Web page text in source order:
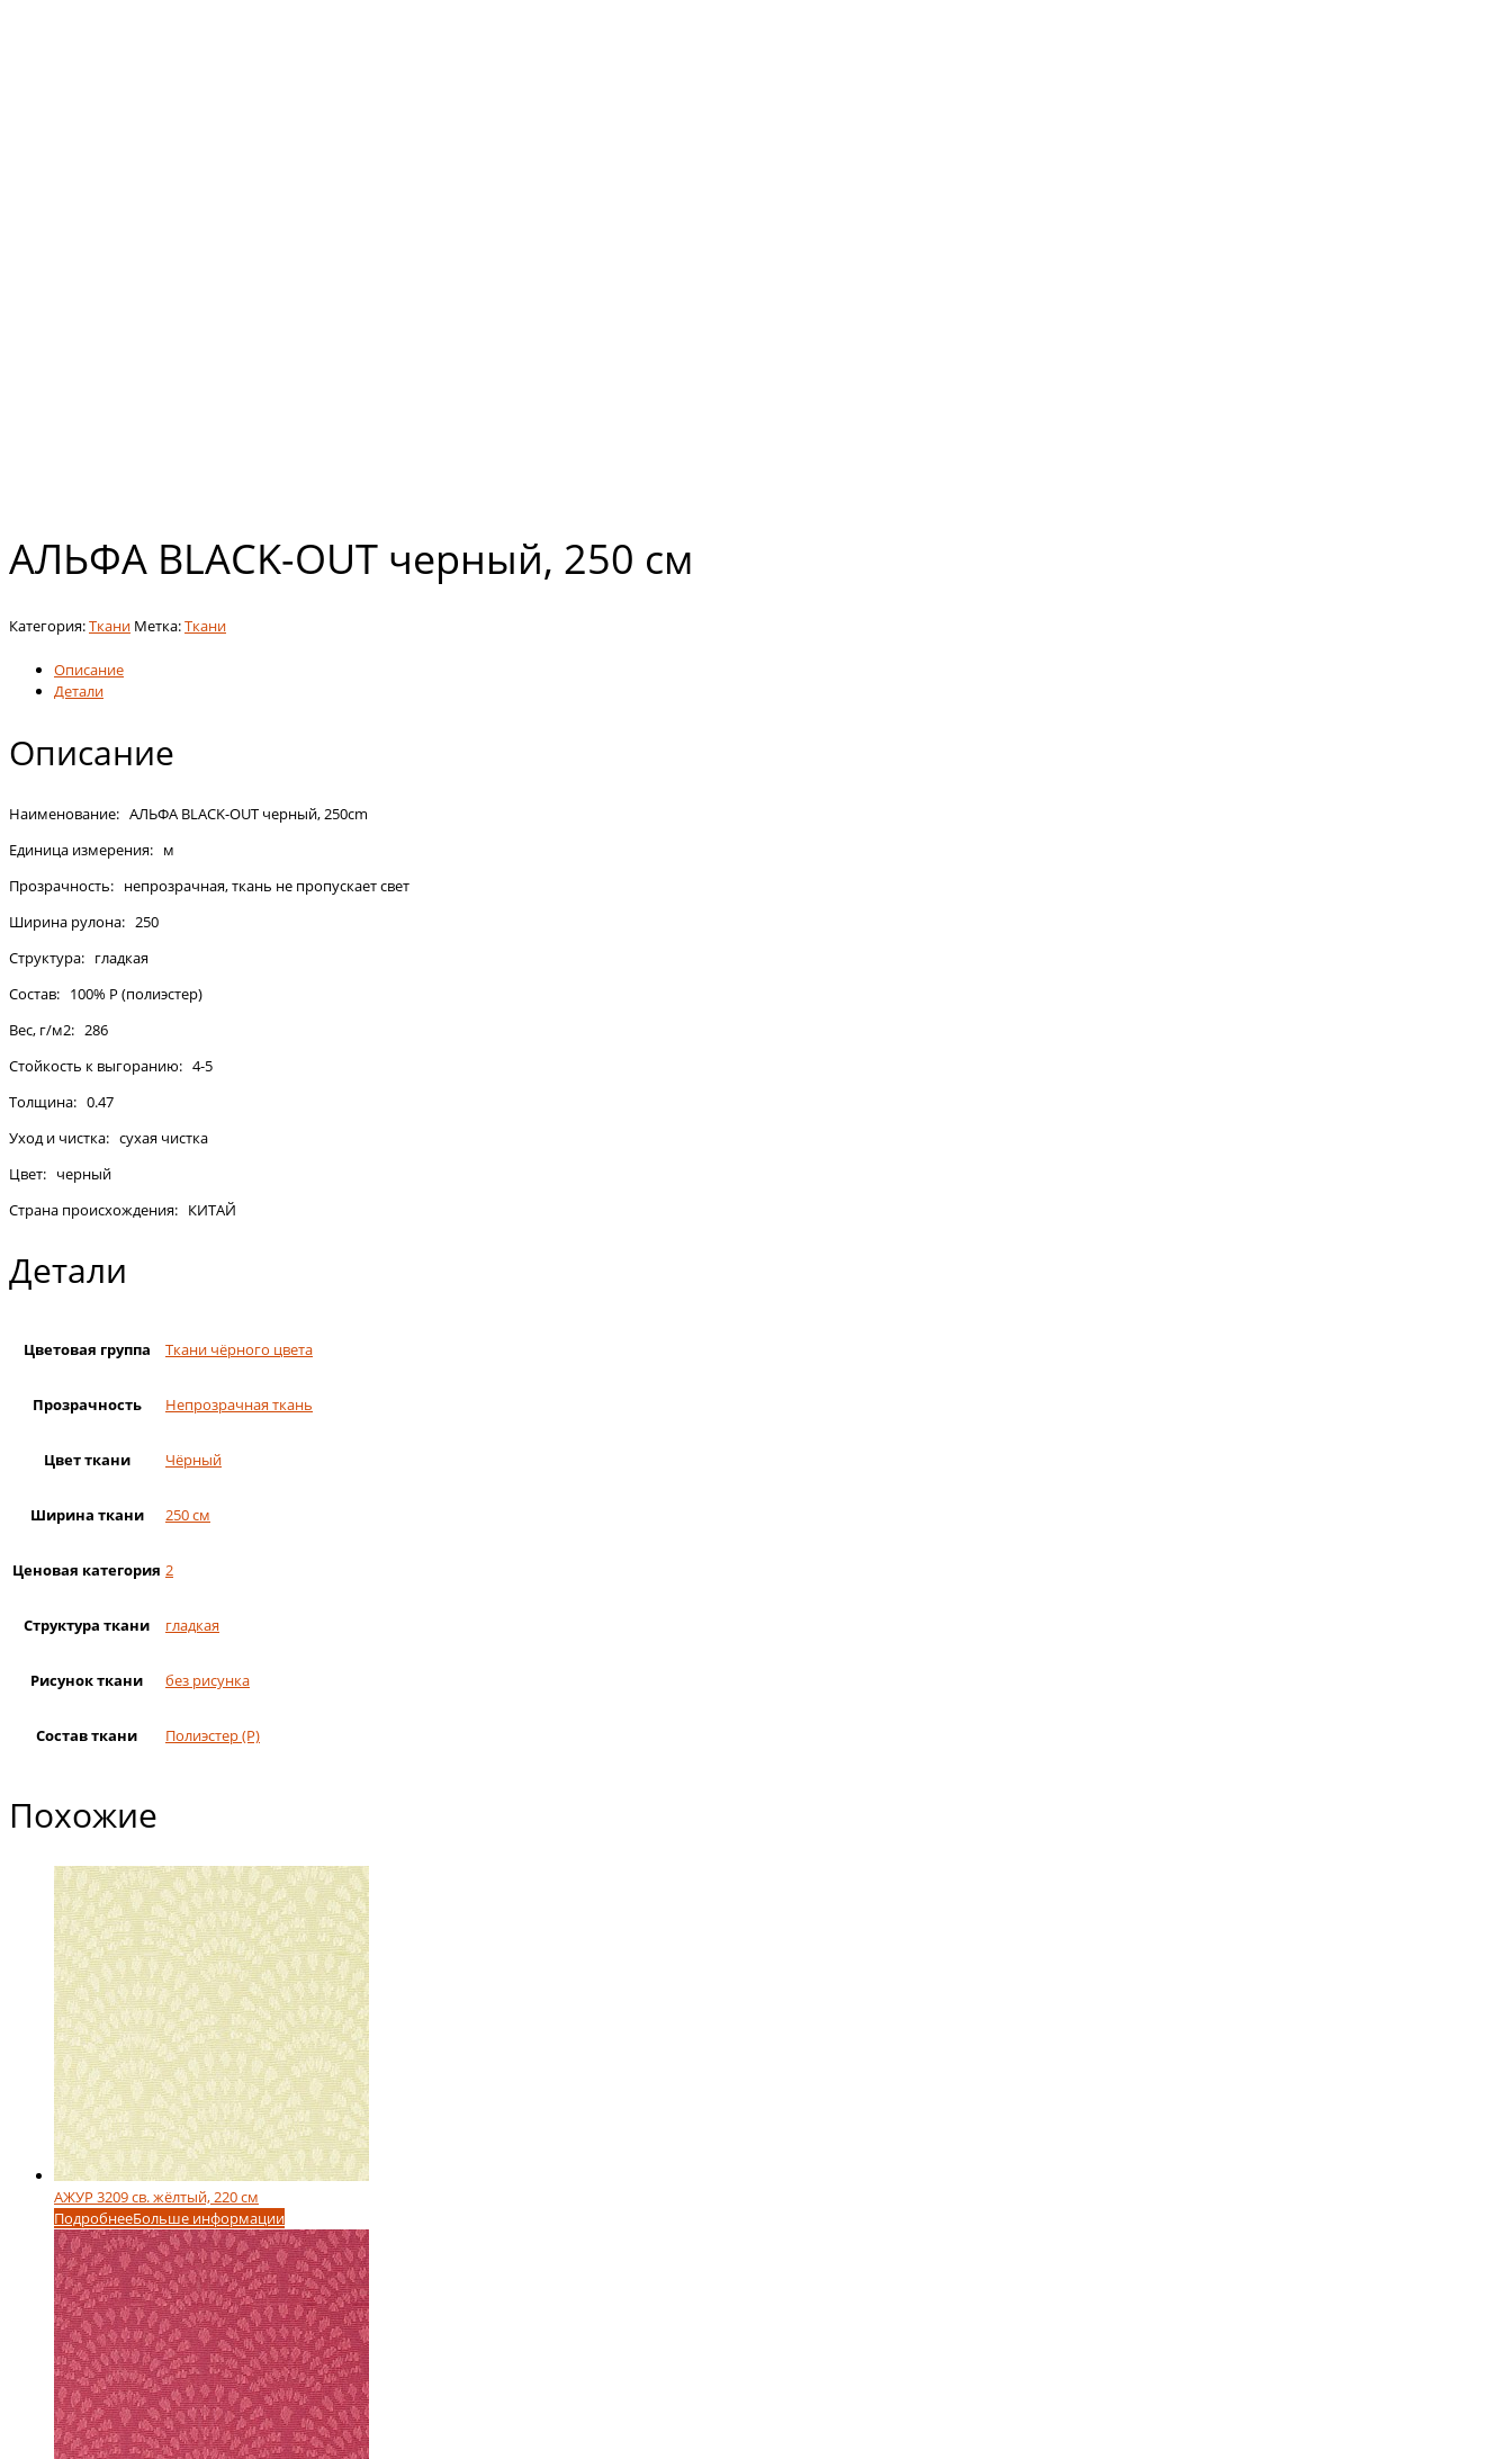
АЛЬФА BLACK-OUT черный, 250 см
Категория:Ткани Метка:Ткани
Описание
Детали
Описание
Наименование: АЛЬФА BLACK-OUT черный, 250cm
Единица измерения: м
Прозрачность: непрозрачная, ткань не пропускает свет
Ширина рулона: 250
Структура: гладкая
Состав: 100% Р (полиэстер)
Вес, г/м2: 286
Стойкость к выгоранию: 4-5
Толщина: 0.47
Уход и чистка: сухая чистка
Цвет: черный
Страна происхождения: КИТАЙ
Детали
Цветовая группа Ткани чёрного цвета
Прозрачность Непрозрачная ткань
Цвет ткани Чёрный
Ширина ткани 250 см
Ценовая категория 2
Структура ткани гладкая
Рисунок ткани без рисунка
Состав ткани Полиэстер (Р)
Похожие
АЖУР 3209 св. жёлтый, 220 см
ПодробнееБольше информации